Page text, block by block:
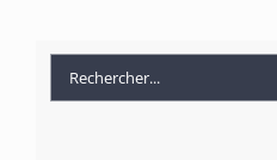
Rechercher: